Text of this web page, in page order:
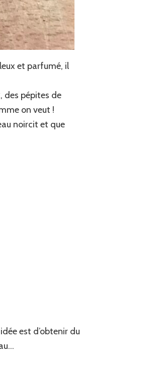
et parfumé, il
des pépites de
on veut !
noircit et que
est d’obtenir du